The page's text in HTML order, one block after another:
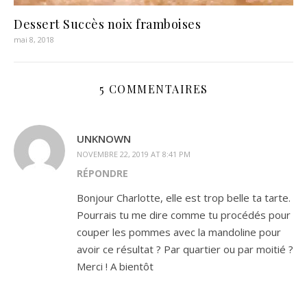
Dessert Succès noix framboises
mai 8, 2018
5 COMMENTAIRES
UNKNOWN
NOVEMBRE 22, 2019 AT 8:41 PM
RÉPONDRE
Bonjour Charlotte, elle est trop belle ta tarte.
Pourrais tu me dire comme tu procédés pour
couper les pommes avec la mandoline pour
avoir ce résultat ? Par quartier ou par moitié ?
Merci ! A bientôt